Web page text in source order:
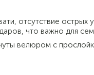
отсутствие острых
что важно для
велюром с